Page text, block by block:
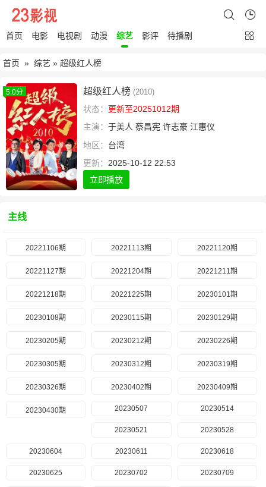
首页 电影 电视剧 动漫 综艺 影评 待播剧
首页 » 综艺 » 超级红人榜
5.0分 超级红人榜 (2010)
状态： 更新至20251012期
主演： 于美人 蔡昌宪 许志豪 江惠仪
地区： 台湾
更新： 2025-10-12 22:53
立即播放
主线
20221106期 20221113期 20221120期
20221127期 20221204期 20221211期
20221218期 20221225期 20230101期
20230108期 20230115期 20230129期
20230205期 20230212期 20230226期
20230305期 20230312期 20230319期
20230326期 20230402期 20230409期
20230430期 20230507 20230514
20230521 20230528
20230604 20230611 20230618
20230625 20230702 20230709